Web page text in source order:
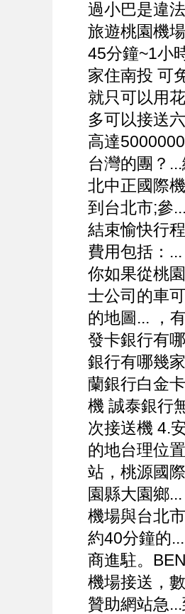
過小巴是違
旅遊桃園機
45分鐘~1小
家住南投 可
就只可以用
多可以接送
高達
台灣的團？
北中正國際
到台北市;參
結束愉快行
費用包括：
你如果從桃
士公司的車
的地圖... ，
發卡銀行有
銀行有哪幾
蘭銀行白金
機 誠泰銀行
次接送機 4.
的地台理位
站，桃源國
園縣大園鄉
機場與台北
約40分鐘的
商進駐。
機場接送，
贊助網站急